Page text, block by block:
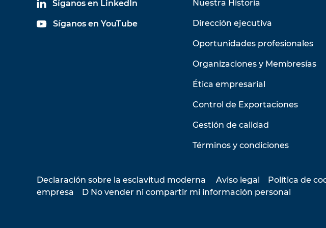
Síganos en LinkedIn
Síganos en YouTube
Nuestra Historia
Dirección ejecutiva
Oportunidades profesionales
Organizaciones y Membresías
Ética empresarial
Control de Exportaciones
Gestión de calidad
Términos y condiciones
Declaración sobre la esclavitud moderna Aviso legal Política de
empresa
D No vender ni compartir mi información personal